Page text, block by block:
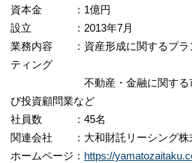
資本金 ：1億円
設立 ：2013年7月
業務内容 ：資産形成に関するプラ
ティング
不動産・金融に関する市場
び投資顧問業など
社員数 ：45名
関連会社 ：大和財託リーシング株
ホームページ： https://